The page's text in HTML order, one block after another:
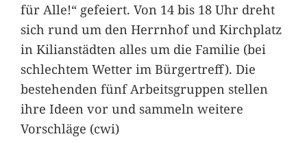
für Alle!“ gefeiert. Von 14 bis 18 Uhr dreht
sich rund um den Herrnhof und Kirchplatz
in Kilianstädten alles um die Familie (bei
schlechtem Wetter im Bürgertreff). Die
bestehenden fünf Arbeitsgruppen stellen
ihre Ideen vor und sammeln weitere
Vorschläge (cwi)